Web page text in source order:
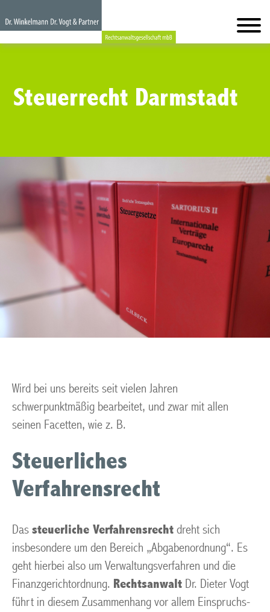
Steuerrecht Darmstadt
Wird bei uns bereits seit vielen Jahren
schwerpunktmäßig bearbeitet, und zwar mit allen
seinen Facetten, wie z. B.
Steuerliches
Verfahrensrecht
Das steuerliche Verfahrensrecht dreht sich
insbesondere um den Bereich „Abgabenordnung“. Es
geht hierbei also um Verwaltungsverfahren und die
Finanzgerichtordnung. Rechtsanwalt Dr. Dieter Vogt
führt in diesem Zusammenhang vor allem Einspruchs-